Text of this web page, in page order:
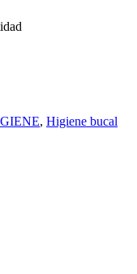
, Higiene bucal